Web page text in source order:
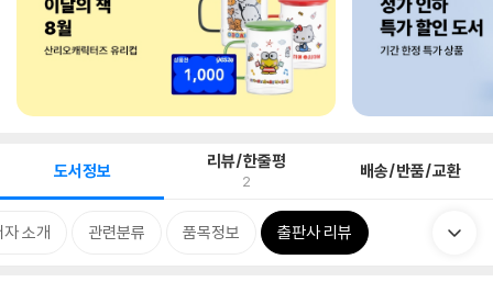
도서정보 리뷰/한줄평
2 배송/반품/교환
자 소개 관련분류 품목정보 출판사 리뷰